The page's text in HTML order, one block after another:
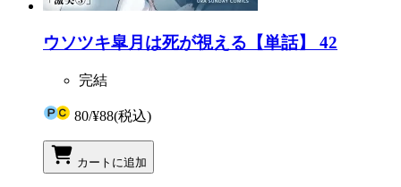
ウソツキ皐月は死が視える【単話】 42
完結
80/¥88(税込)
カートに追加